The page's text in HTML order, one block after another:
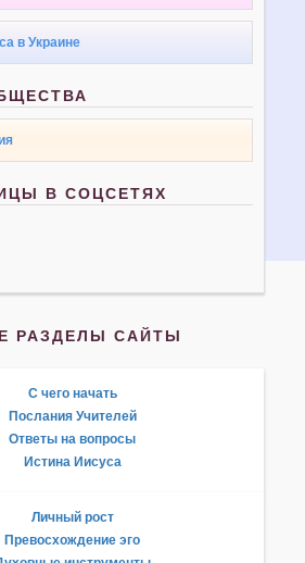
в Украине
В СОЦСЕТЯХ
РАЗДЕЛЫ САЙТЫ
С чего начать
Послания Учителей
Ответы на вопросы
Истина Иисуса
Личный рост
Превосхождение эго